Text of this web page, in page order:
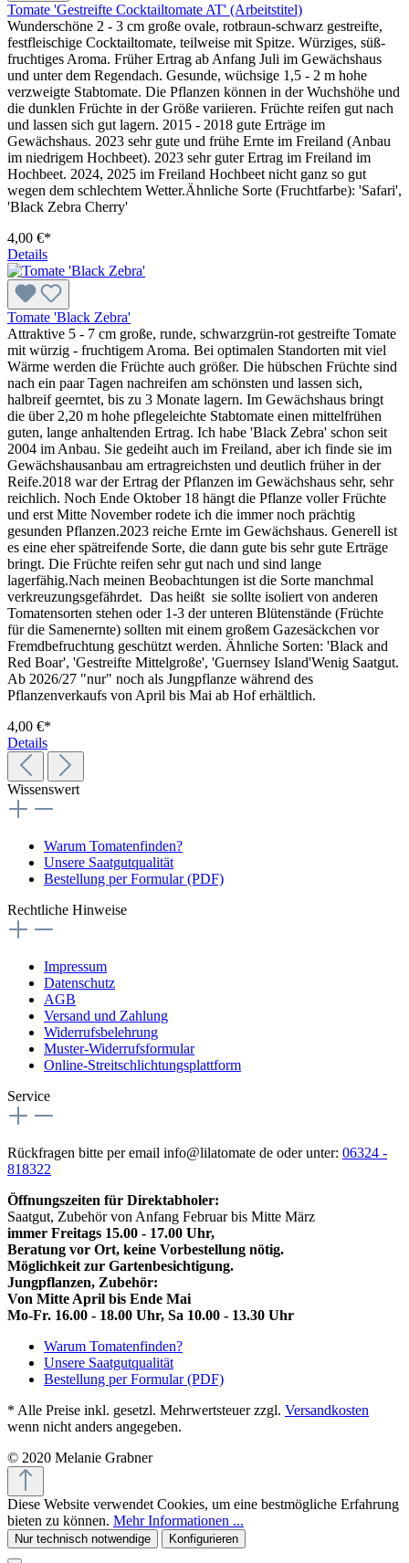
Tomate 'Gestreifte Cocktailtomate AT' (Arbeitstitel)
Wunderschöne 2 - 3 cm große ovale, rotbraun-schwarz gestreifte,
festfleischige Cocktailtomate, teilweise mit Spitze. Würziges, süß-
fruchtiges Aroma. Früher Ertrag ab Anfang Juli im Gewächshaus
und unter dem Regendach. Gesunde, wüchsige 1,5 - 2 m hohe
verzweigte Stabtomate. Die Pflanzen kön­nen in der Wuchshöhe und
die dunklen Früchte in der Größe vari­ie­ren. Früchte reifen gut nach
und lassen sich gut lagern. 2015 - 2018 gute Erträge im
Gewächshaus. 2023 sehr gute und frühe Ernte im Freiland (Anbau
im niedrigem Hochbeet). 2023 sehr guter Ertrag im Freiland im
Hochbeet. 2024, 2025 im Freiland Hochbeet nicht ganz so gut
wegen dem schlechtem Wetter.Ähnliche Sorte (Fruchtfarbe): 'Safari',
'Black Zebra Cherry'
4,00 €*
Details
Tomate 'Black Zebra'
Attraktive 5 - 7 cm große, runde, schwarzgrün-rot gestreifte Tomate
mit würzig - fruchtigem Aroma. Bei optimalen Standorten mit viel
Wärme werden die Früchte auch größer. Die hübschen Früchte sind
nach ein paar Tagen nachreifen am schönsten und lassen sich,
halbreif geerntet, bis zu 3 Monate lagern. Im Gewächshaus bringt
die über 2,20 m hohe pflegeleichte Stabtomate einen mittelfrühen
guten, lange anhaltenden Ertrag. Ich habe 'Black Zebra' schon seit
2004 im Anbau. Sie gedeiht auch im Freiland, aber ich finde sie im
Gewächshausanbau am ertragreichsten und deutlich früher in der
Reife.2018 war der Ertrag der Pflanzen im Gewächshaus sehr, sehr
reichlich. Noch Ende Oktober 18 hängt die Pflanze voller Früchte
und erst Mitte November rodete ich die immer noch prächtig
gesunden Pflanzen.2023 reiche Ernte im Gewächshaus. Generell ist
es eine eher spätreifende Sorte, die dann gute bis sehr gute Erträge
bringt. Die Früchte reifen sehr gut nach und sind lange
lagerfähig.Nach meinen Beobachtungen ist die Sorte manchmal
verkreuzungsgefährdet. Das heißt sie sollte isoliert von anderen
Tomatensorten stehen oder 1-3 der unteren Blütenstände (Früchte
für die Samenernte) sollten mit einem großem Gazesäckchen vor
Fremdbefruchtung geschützt werden. Ähnliche Sorten: 'Black and
Red Boar', 'Gestreifte Mittelgroße', 'Guernsey Island'Wenig Saatgut.
Ab 2026/27 "nur" noch als Jungpflanze während des
Pflanzenverkaufs von April bis Mai ab Hof erhältlich.
4,00 €*
Details
Wissenswert
Warum Tomatenfinden?
Unsere Saatgutqualität
Bestellung per Formular (PDF)
Rechtliche Hinweise
Impressum
Datenschutz
AGB
Versand und Zahlung
Widerrufsbelehrung
Muster-Widerrufsformular
Online-Streitschlichtungsplattform
Service
Rückfragen bitte per email info@lilatomate de oder unter: 06324 -
818322
Öffnungszeiten für Direktabholer:
Saatgut, Zubehör von Anfang Februar bis Mitte März
immer Freitags 15.00 - 17.00 Uhr,
Beratung vor Ort, keine Vorbestellung nötig.
Möglichkeit zur Gartenbesichtigung.
Jungpflanzen, Zubehör:
Von Mitte April bis Ende Mai
Mo-Fr. 16.00 - 18.00 Uhr, Sa 10.00 - 13.30 Uhr
Warum Tomatenfinden?
Unsere Saatgutqualität
Bestellung per Formular (PDF)
* Alle Preise inkl. gesetzl. Mehrwertsteuer zzgl. Versandkosten
wenn nicht anders angegeben.
© 2020 Melanie Grabner
Diese Website verwendet Cookies, um eine bestmögliche Erfahrung
bieten zu können. Mehr Informationen ...
Nur technisch notwendige Konfigurieren